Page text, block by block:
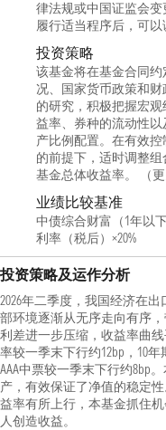
律法规或中国证监会
履行适当程序后，可以
投资策略
该基金将在基金合同
况、国家货币政策和
的研究，积极把握宏
益率、券种的流动性
产比例配置。在有效
的前提下，适时调整
基金总体收益率。 （
业绩比较基准
中债综合财富（1年以
利率（税后）×20%
投资策略及运作分析
2026年二季度，我国经济在
部环境逐渐从无序走向有序
利差进一步压缩，收益率曲线
率较一季末下行约12bp，10
AAA中票较一季末下行约8bp
产，有效保证了净值的稳定
益率有所上行，本基金抓住
人创造收益。